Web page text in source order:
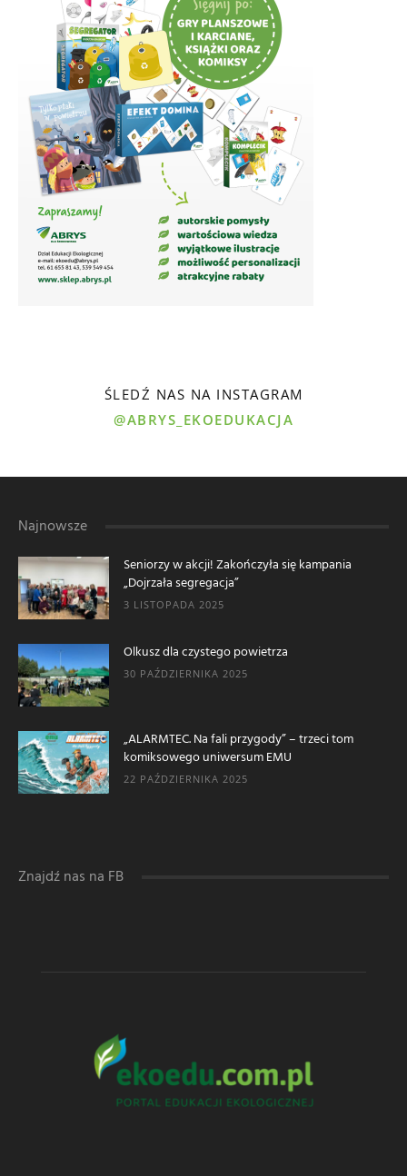
ŚLEDŹ NAS NA INSTAGRAM
@ABRYS_EKOEDUKACJA
Najnowsze
Seniorzy w akcji! Zakończyła się kampania
„Dojrzała segregacja”
3 LISTOPADA 2025
Olkusz dla czystego powietrza
30 PAŹDZIERNIKA 2025
„ALARMTEC. Na fali przygody” – trzeci tom
komiksowego uniwersum EMU
22 PAŹDZIERNIKA 2025
Znajdź nas na FB